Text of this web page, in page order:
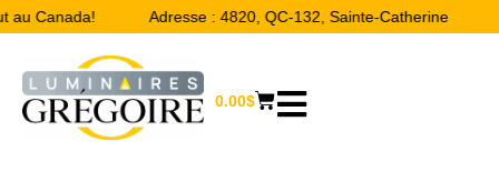
au Canada! Adresse : 4820, QC-132, Sainte-Catherine
0.00$